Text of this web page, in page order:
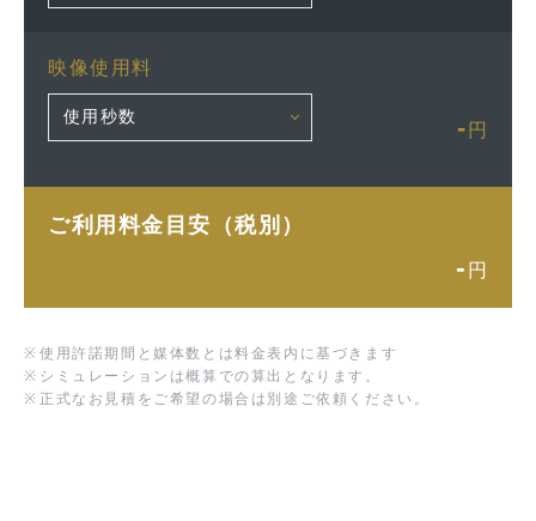
映像使用料
- 円
ご利用料金目安（税別）
- 円
※ 使用許諾期間と媒体数とは料金表内に基づきます
※ シミュレーションは概算での算出となります。
※ 正式なお見積をご希望の場合は別途ご依頼ください。